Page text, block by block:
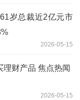
岁总裁近2亿元市
2026-05-15
理财产品 焦点热闻
2026-05-15